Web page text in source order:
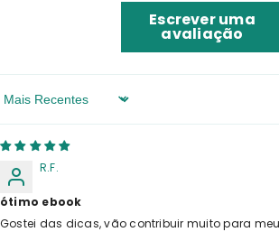
Escrever uma
avaliação
Sort By
R.F.
ótimo ebook
Gostei das dicas, vão contribuir muito para